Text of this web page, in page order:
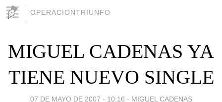
OPERACIONTRIUNFO
MIGUEL CADENAS YA
TIENE NUEVO SINGLE
07 DE MAYO DE 2007 - 10:16 - MIGUEL CADENAS